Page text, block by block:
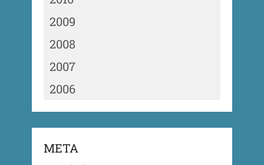
2009
2008
2007
2006
META